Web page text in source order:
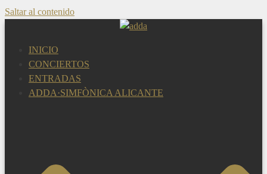
Saltar al contenido
INICIO
CONCIERTOS
ENTRADAS
ADDA·SIMFÒNICA ALICANTE